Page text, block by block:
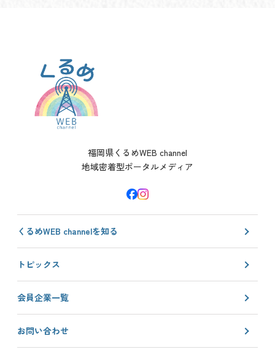
福岡県くるめWEB channel
地域密着型ポータルメディア
facebook
は
イ
ン
ム
こ
ら
くるめWEB channelを知る
トピックス
会員企業一覧
お問い合わせ